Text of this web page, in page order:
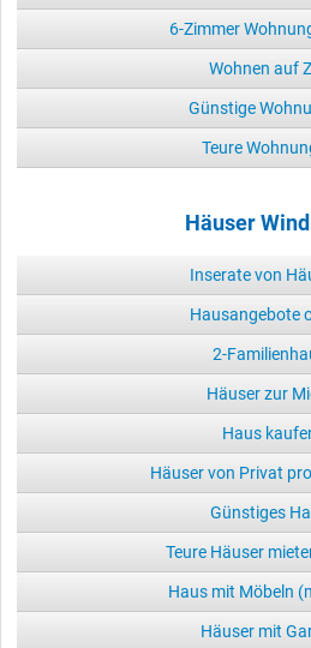
6-Zimmer
Wohnen auf
Günstige
Teure
Häuser
Inserate von
Hausangebote
2-
Häuser zur
Haus
Häuser von Privat
Günstiges
Teure Häuser
Haus mit Möbeln
Häuser mit